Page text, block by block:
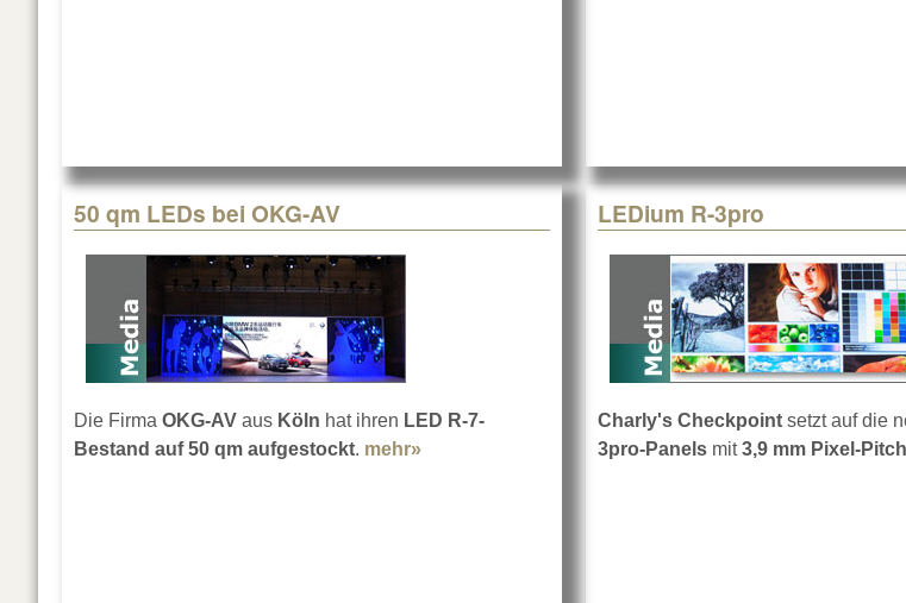
50 qm LEDs bei OKG-AV
Die Firma OKG-AV aus Köln hat ihren LED R-7-
Bestand auf 50 qm aufgestockt. mehr» about 50 qm LEDs bei OKG-AV
LEDium R-3pro
Charly's Checkpoint setzt auf die
3pro-Panels mit3,9 mm Pixel-Pitch